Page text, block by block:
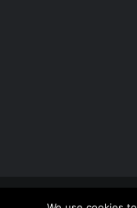
Copyright 2012 -